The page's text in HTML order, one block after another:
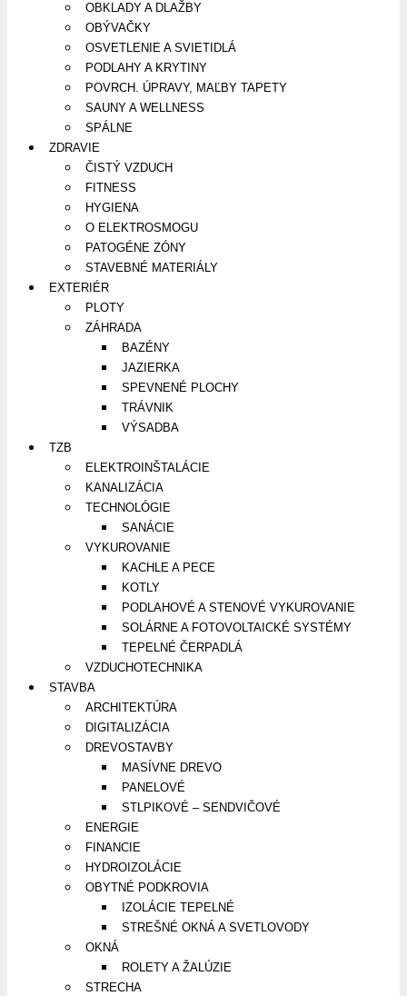
OBKLADY A DLAŽBY
OBÝVAČKY
OSVETLENIE A SVIETIDLÁ
PODLAHY A KRYTINY
POVRCH. ÚPRAVY, MAĽBY TAPETY
SAUNY A WELLNESS
SPÁLNE
ZDRAVIE
ČISTÝ VZDUCH
FITNESS
HYGIENA
O ELEKTROSMOGU
PATOGÉNE ZÓNY
STAVEBNÉ MATERIÁLY
EXTERIÉR
PLOTY
ZÁHRADA
BAZÉNY
JAZIERKA
SPEVNENÉ PLOCHY
TRÁVNIK
VÝSADBA
TZB
ELEKTROINŠTALÁCIE
KANALIZÁCIA
TECHNOLÓGIE
SANÁCIE
VYKUROVANIE
KACHLE A PECE
KOTLY
PODLAHOVÉ A STENOVÉ VYKUROVANIE
SOLÁRNE A FOTOVOLTAICKÉ SYSTÉMY
TEPELNÉ ČERPADLÁ
VZDUCHOTECHNIKA
STAVBA
ARCHITEKTÚRA
DIGITALIZÁCIA
DREVOSTAVBY
MASÍVNE DREVO
PANELOVÉ
STLPIKOVÉ – SENDVIČOVÉ
ENERGIE
FINANCIE
HYDROIZOLÁCIE
OBYTNÉ PODKROVIA
IZOLÁCIE TEPELNÉ
STREŠNÉ OKNÁ A SVETLOVODY
OKNÁ
ROLETY A ŽALÚZIE
STRECHA